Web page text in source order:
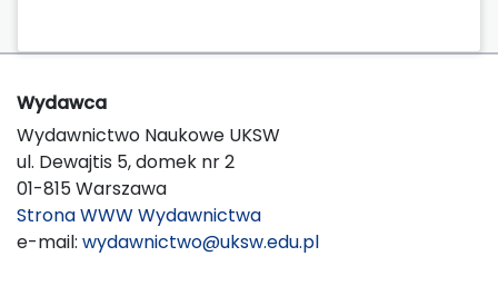
Wydawca
Wydawnictwo Naukowe UKSW
ul. Dewajtis 5, domek nr 2
01-815 Warszawa
Strona WWW Wydawnictwa
e-mail: wydawnictwo@uksw.edu.pl